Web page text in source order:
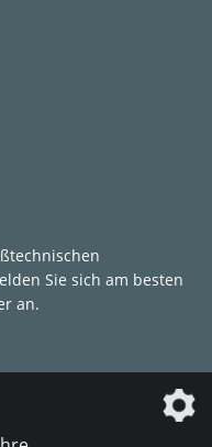
Sie sich am besten
an.